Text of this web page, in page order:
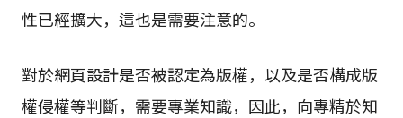
性已經擴大，這也是需要注意的。
對於網頁設計是否被認定為版權，以及是否構成版
權侵權等判斷，需要專業知識，因此，向專精於知